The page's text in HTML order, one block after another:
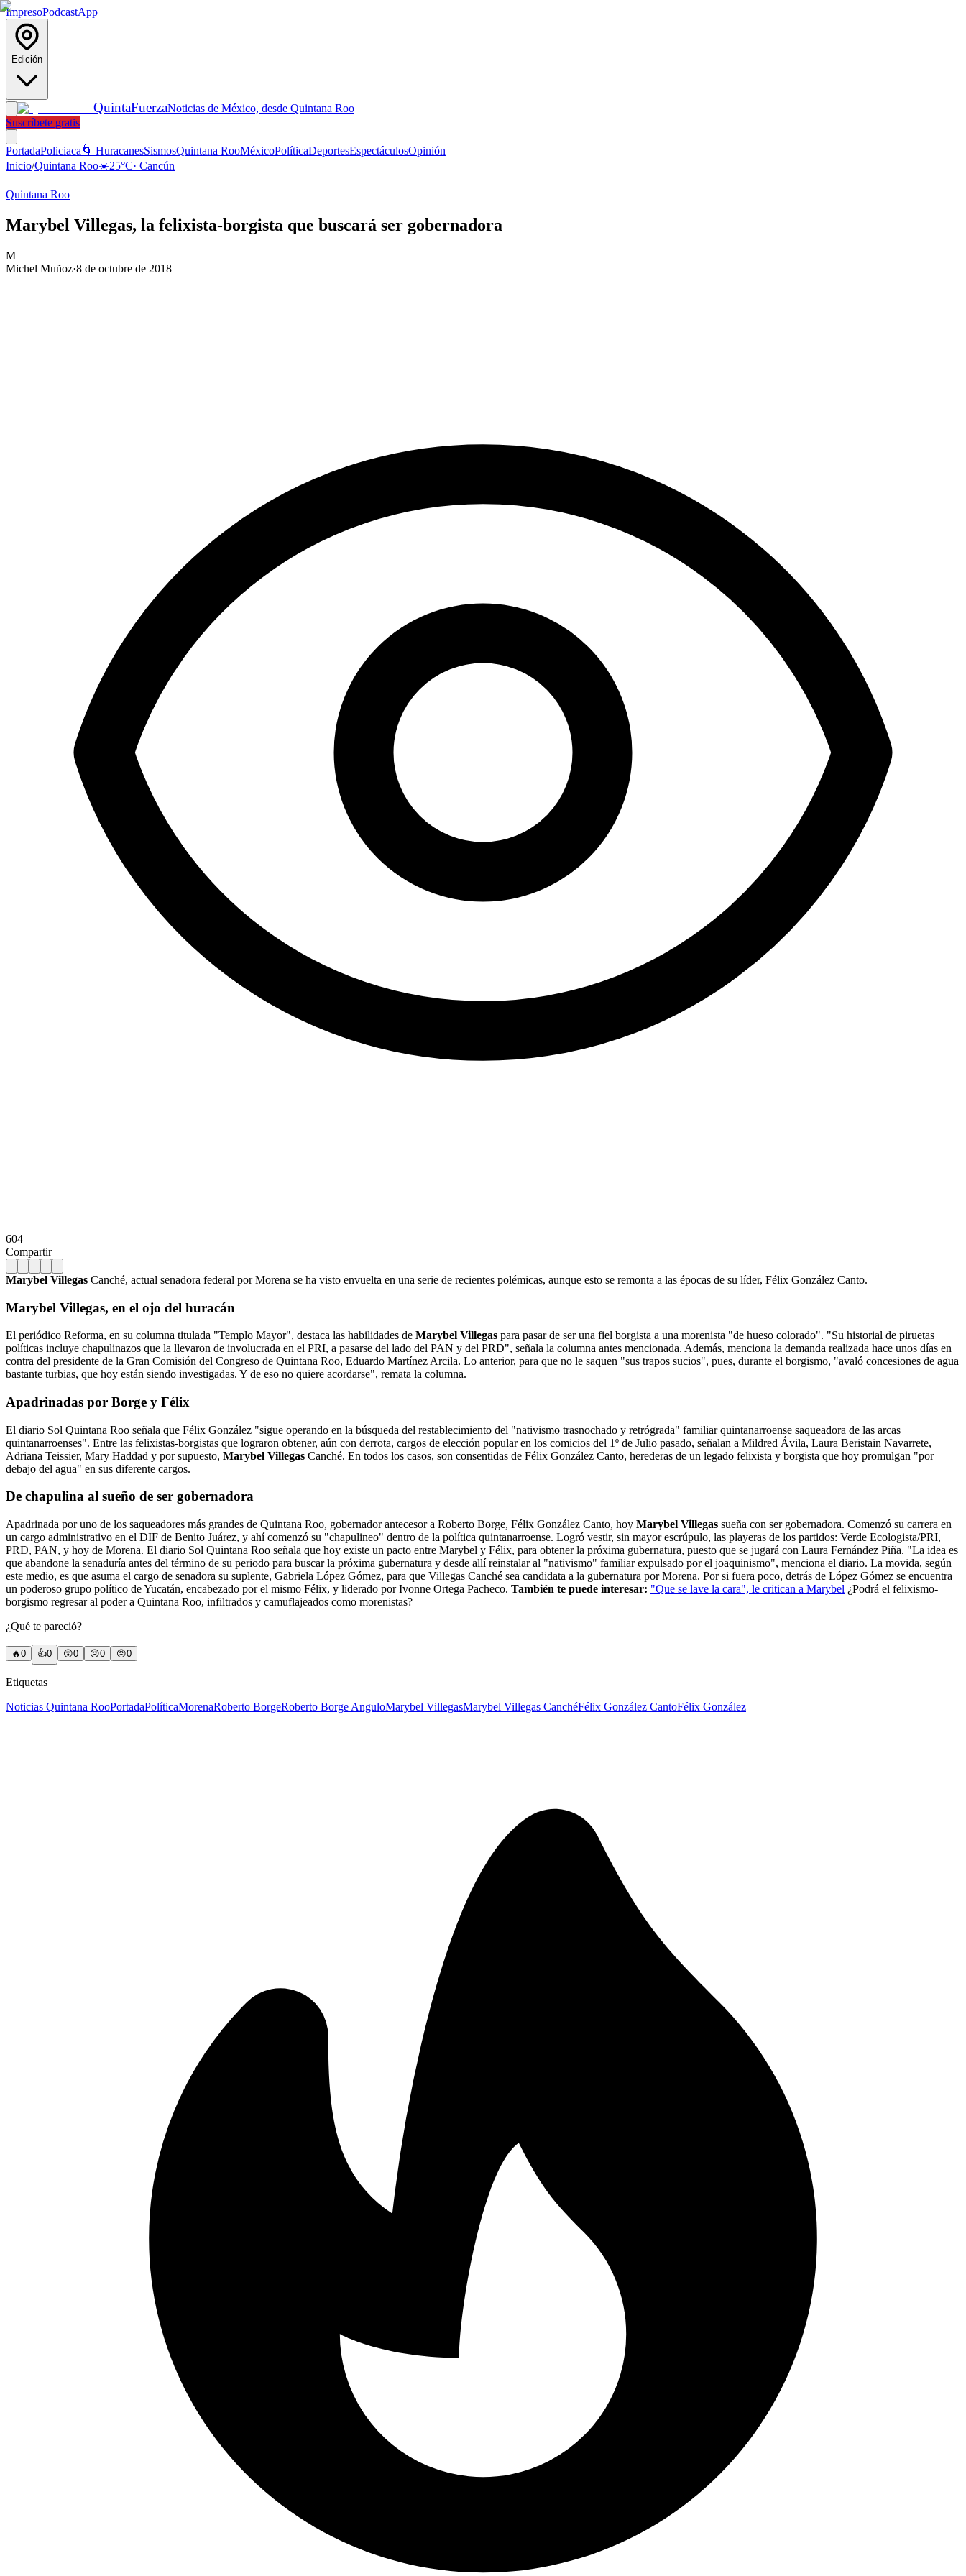
ImpresoPodcastApp
Edición
QuintaFuerzaNoticias de México, desde Quintana Roo
Suscríbete gratis
PortadaPoliciaca 🌀 HuracanesSismosQuintana RooMéxicoPolíticaDeportesEspectáculosOpinión
Inicio/Quintana Roo☀️25°C· Cancún
Quintana Roo
Marybel Villegas, la felixista-borgista que buscará ser gobernadora
M
Michel Muñoz·8 de octubre de 2018
604
Compartir
Marybel Villegas Canché, actual senadora federal por Morena se ha visto envuelta en una serie de recientes polémicas, aunque esto se remonta a las épocas de su líder, Félix González Canto.
Marybel Villegas, en el ojo del huracán
El periódico Reforma, en su columna titulada "Templo Mayor", destaca las habilidades de Marybel Villegas para pasar de ser una fiel borgista a una morenista "de hueso colorado". "Su historial de piruetas
políticas incluye chapulinazos que la llevaron de involucrada en el PRI, a pasarse del lado del PAN y del PRD", señala la columna antes mencionada. Además, menciona la demanda realizada hace unos días en
contra del presidente de la Gran Comisión del Congreso de Quintana Roo, Eduardo Martínez Arcila. Lo anterior, para que no le saquen "sus trapos sucios", pues, durante el borgismo, "avaló concesiones de agua
bastante turbias, que hoy están siendo investigadas. Y de eso no quiere acordarse", remata la columna.
Apadrinadas por Borge y Félix
El diario Sol Quintana Roo señala que Félix González "sigue operando en la búsqueda del restablecimiento del "nativismo trasnochado y retrógrada" familiar quintanarroense saqueadora de las arcas
quintanarroenses". Entre las felixistas-borgistas que lograron obtener, aún con derrota, cargos de elección popular en los comicios del 1º de Julio pasado, señalan a Mildred Ávila, Laura Beristain Navarrete,
Adriana Teissier, Mary Haddad y por supuesto, Marybel Villegas Canché. En todos los casos, son consentidas de Félix González Canto, herederas de un legado felixista y borgista que hoy promulgan "por
debajo del agua" en sus diferente cargos.
De chapulina al sueño de ser gobernadora
Apadrinada por uno de los saqueadores más grandes de Quintana Roo, gobernador antecesor a Roberto Borge, Félix González Canto, hoy Marybel Villegas sueña con ser gobernadora. Comenzó su carrera en
un cargo administrativo en el DIF de Benito Juárez, y ahí comenzó su "chapulineo" dentro de la política quintanarroense. Logró vestir, sin mayor escrúpulo, las playeras de los partidos: Verde Ecologista/PRI,
PRD, PAN, y hoy de Morena. El diario Sol Quintana Roo señala que hoy existe un pacto entre Marybel y Félix, para obtener la próxima gubernatura, puesto que se jugará con Laura Fernández Piña. "La idea es
que abandone la senaduría antes del término de su periodo para buscar la próxima gubernatura y desde allí reinstalar al "nativismo" familiar expulsado por el joaquinismo", menciona el diario. La movida, según
este medio, es que asuma el cargo de senadora su suplente, Gabriela López Gómez, para que Villegas Canché sea candidata a la gubernatura por Morena. Por si fuera poco, detrás de López Gómez se encuentra
un poderoso grupo político de Yucatán, encabezado por el mismo Félix, y liderado por Ivonne Ortega Pacheco. También te puede interesar: "Que se lave la cara", le critican a Marybel ¿Podrá el felixismo-
borgismo regresar al poder a Quintana Roo, infiltrados y camuflajeados como morenistas?
¿Qué te pareció?
🔥0 👍0 😲0 😢0 😠0
Etiquetas
Noticias Quintana RooPortadaPolíticaMorenaRoberto BorgeRoberto Borge AnguloMarybel VillegasMarybel Villegas CanchéFélix González CantoFélix González